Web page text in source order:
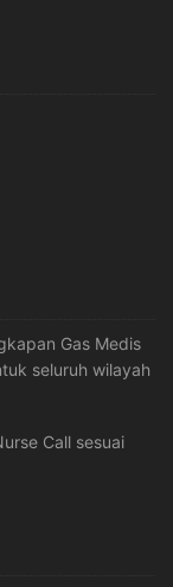
Gas Medis
seluruh wilayah
Call sesuai